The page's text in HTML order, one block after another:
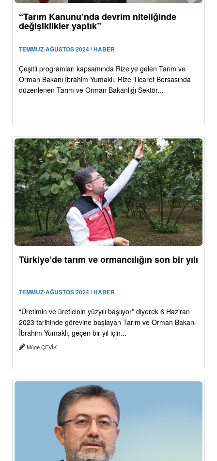
“Tarım Kanunu’nda devrim niteliğinde
değişiklikler yaptık”
TEMMUZ-AĞUSTOS 2024 / HABER
Çeşitli programları kapsamında Rize'ye gelen Tarım ve
Orman Bakanı İbrahim Yumaklı, Rize Ticaret Borsasında
düzenlenen Tarım ve Orman Bakanlığı Sektör...
Türkiye’de tarım ve ormancılığın son bir yılı
TEMMUZ-AĞUSTOS 2024 / HABER
“Üretimin ve üreticinin yüzyılı başlıyor” diyerek 6 Haziran
2023 tarihinde görevine başlayan Tarım ve Orman Bakanı
İbrahim Yumaklı, geçen bir yıl için...
Müge ÇEVİK